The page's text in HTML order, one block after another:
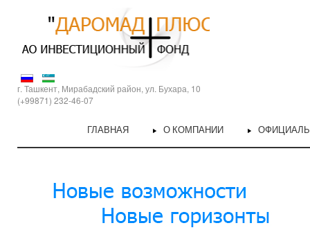
г. Ташкент, Мирабадский район, ул. Бухара, 10
(+99871) 232-46-07
ГЛАВНАЯ О КОМПАНИИ